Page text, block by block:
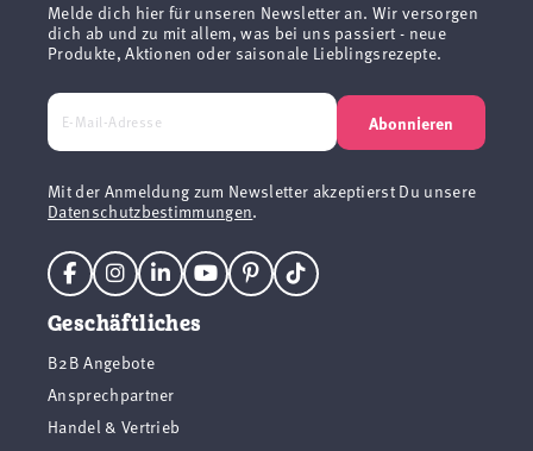
Melde dich hier für unseren Newsletter an. Wir versorgen
dich ab und zu mit allem, was bei uns passiert - neue
Produkte, Aktionen oder saisonale Lieblingsrezepte.
Abonnieren
Mit der Anmeldung zum Newsletter akzeptierst Du unsere
Datenschutzbestimmungen.
Geschäftliches
B2B Angebote
Ansprechpartner
Handel & Vertrieb